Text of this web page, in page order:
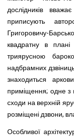
дослідників
приписують
Григоровичу-
квадратну в плані
триярусною
надбрамних
знаходиться
приміщення; одне з
сходи на верхній
розміщені дзвони,
Особливої